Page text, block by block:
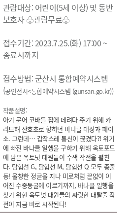
관람대상: 어린이(5세 이상) 및 동반
보호자 ♧관람무료♧
접수기간: 2023.7.25.(화) 17:00 ~
종료시까지
접수방법: 군산시 통합예약시스템
(공연전시<통합예약시스템 (gunsan.go.kr))
작품설명:
아기 문어 코바를 집에 데려다 주기 위해 카
리브해 산호초로 향하던 바나클 대장과 페이
소.그런데… 갑작스레 통신이 끊겼다?! 위기
에 빠진 바나클 일행을 구하기 위해 옥토포드
에 남은 옥토넛 대원들이 수색 작전을 펼친
다. 탐험선 G, 탐험선 M, 탐험선 Q 모두 총출
동! 울창한 정글을 지나 미로처럼 끝없이 이
어진 수중동굴에 이르기까지, 바나클 일행을
찾기 위한 옥토넛 대원들의 짜릿한 대탈출 작
전이 지금 바로 시작된다!